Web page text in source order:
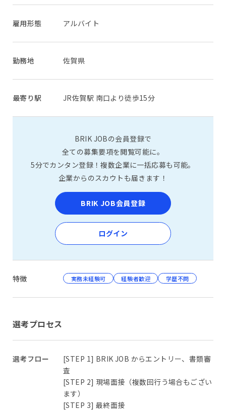
雇用形態 アルバイト
勤務地 佐賀県
最寄り駅 JR佐賀駅 南口より徒歩15分
BRIK JOBの会員登録で
全ての募集要項を閲覧可能に。
5分でカンタン登録！複数企業に一括応募も可能。
企業からのスカウトも届きます！
BRIK JOB会員登録
ログイン
特徴 実務未経験可 経験者歓迎 学歴不問
選考プロセス
選考フロー
[STEP 1] BRIK JOB からエントリー、書類審
査
[STEP 2] 現場面接（複数回行う場合もござい
ます）
[STEP 3] 最終面接